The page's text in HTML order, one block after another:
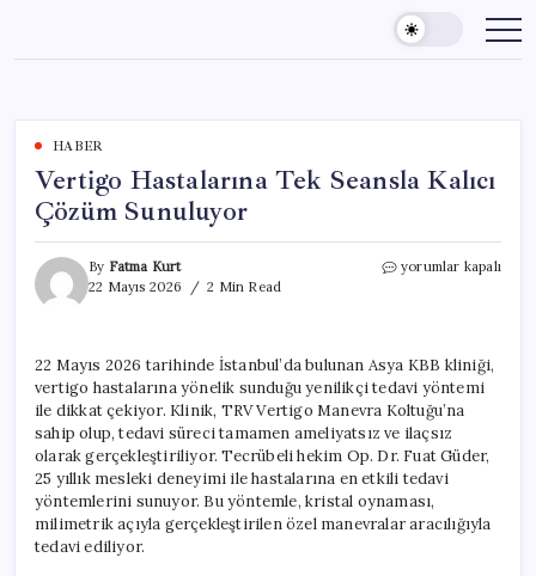
content
HABER
Vertigo Hastalarına Tek Seansla Kalıcı
Çözüm Sunuluyor
By Fatma Kurt
22 Mayıs 2026
2 Min Read
Vertigo
Çözüm
Sunuluyor
için
yorumlar kapalı
22 Mayıs 2026 tarihinde İstanbul’da bulunan Asya KBB kliniği,
vertigo hastalarına yönelik sunduğu yenilikçi tedavi yöntemi
ile dikkat çekiyor. Klinik, TRV Vertigo Manevra Koltuğu’na
sahip olup, tedavi süreci tamamen ameliyatsız ve ilaçsız
olarak gerçekleştiriliyor. Tecrübeli hekim Op. Dr. Fuat Güder,
25 yıllık mesleki deneyimi ile hastalarına en etkili tedavi
yöntemlerini sunuyor. Bu yöntemle, kristal oynaması,
milimetrik açıyla gerçekleştirilen özel manevralar aracılığıyla
tedavi ediliyor.